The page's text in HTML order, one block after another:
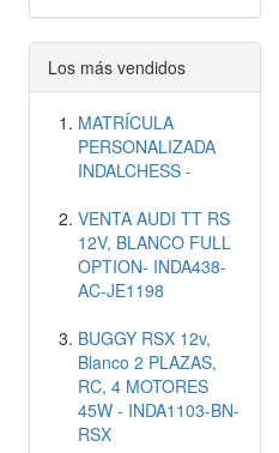
Los más vendidos
MATRÍCULA
PERSONALIZADA
INDALCHESS -
VENTA AUDI TT RS
12V, BLANCO FULL
OPTION- INDA438-
AC-JE1198
BUGGY RSX 12v,
Blanco 2 PLAZAS,
RC, 4 MOTORES
45W - INDA1103-BN-
RSX